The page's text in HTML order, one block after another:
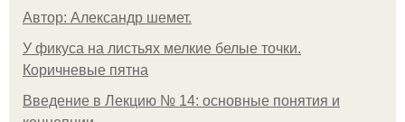
Автор: Александр шемет.
У фикуса на листьях мелкие белые точки.
Коричневые пятна
Введение в Лекцию № 14: основные понятия и